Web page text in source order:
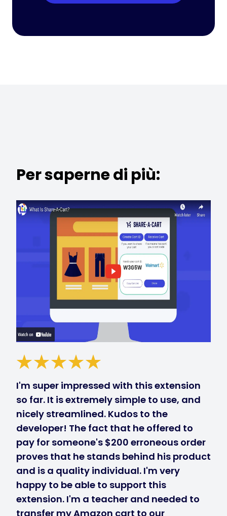
Per saperne di più:
I'm super impressed with this extension
so far. It is extremely simple to use, and
nicely streamlined. Kudos to the
developer! The fact that he offered to
pay for someone's $200 erroneous order
proves that he stands behind his product
and is a quality individual. I'm very
happy to be able to support this
extension. I'm a teacher and needed to
transfer my Amazon cart to our